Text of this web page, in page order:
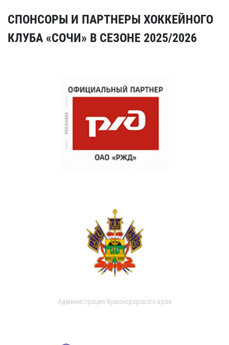
СПОНСОРЫ И ПАРТНЕРЫ ХОККЕЙНОГО
КЛУБА «СОЧИ» В СЕЗОНЕ 2025/2026
Администрация Краснодарского края